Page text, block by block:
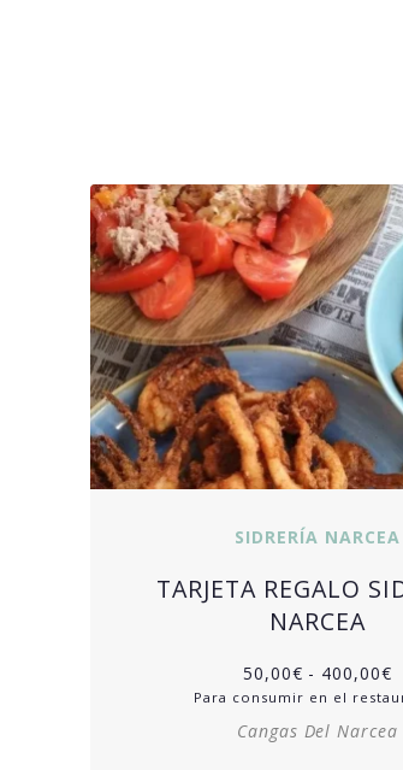
SIDRERÍA NARCEA
TARJETA REGALO
NARCEA
50,00€ - 400,00€
Para consumir en el
Cangas Del Narcea